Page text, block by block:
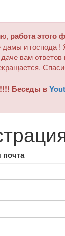
работа этого
и господа !
вам
Беседы в
почта